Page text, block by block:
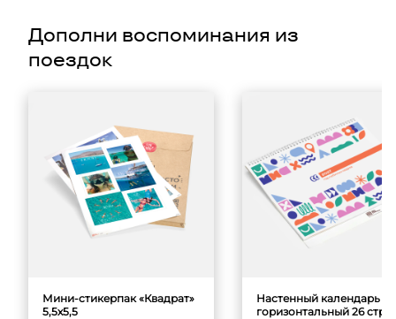
Дополни воспоминания из
поездок
Мини-стикерпак «Квадрат»
5,5х5,5
Настенный календарь А3
горизонтальный 26 стр